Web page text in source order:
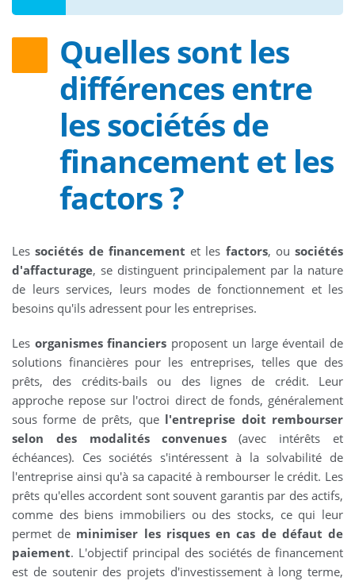
Quelles sont les
différences entre
les sociétés de
financement et les
factors ?
Lessociétés de financement et les factors, ou sociétés
d'affacturage, se distinguent principalement par la nature
de leurs services, leurs modes de fonctionnement et les
besoins qu'ils adressent pour les entreprises.
Les organismes financiers proposent un large éventail de
solutions financières pour les entreprises, telles que des
prêts, des crédits-bails ou des lignes de crédit. Leur
approche repose sur l'octroi direct de fonds, généralement
sous forme de prêts, que l'entreprise doit rembourser
selon des modalités convenues(avec intérêts et
échéances). Ces sociétés s'intéressent à la solvabilité de
l'entreprise ainsi qu'à sa capacité à rembourser le crédit. Les
prêts qu'elles accordent sont souvent garantis par des actifs,
comme des biens immobiliers ou des stocks, ce qui leur
permet de minimiser les risques en cas de défaut de
paiement. L'objectif principal des sociétés de financement
est de soutenir des projets d'investissement à long terme,